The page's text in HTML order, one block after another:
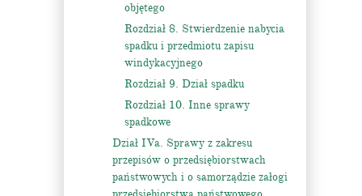
objętego
Rozdział 8. Stwierdzenie nabycia
spadku i przedmiotu zapisu
windykacyjnego
Rozdział 9. Dział spadku
Rozdział 10. Inne sprawy
spadkowe
Dział IVa. Sprawy z zakresu
przepisów o przedsiębiorstwach
państwowych i o samorządzie załogi